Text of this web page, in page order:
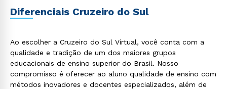
Diferenciais Cruzeiro do Sul
Ao escolher a Cruzeiro do Sul Virtual, você conta com a
qualidade e tradição de um dos maiores grupos
educacionais de ensino superior do Brasil. Nosso
compromisso é oferecer ao aluno qualidade de ensino com
métodos inovadores e docentes especializados, além de